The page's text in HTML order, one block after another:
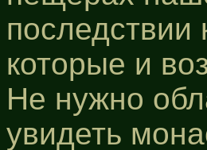
последствии
которые и
Не нужно
увидеть